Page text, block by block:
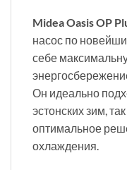
Midea Oasis OP
насос по
себе
Он идеально
эстонских зим,
оптимальное
охлаждения.